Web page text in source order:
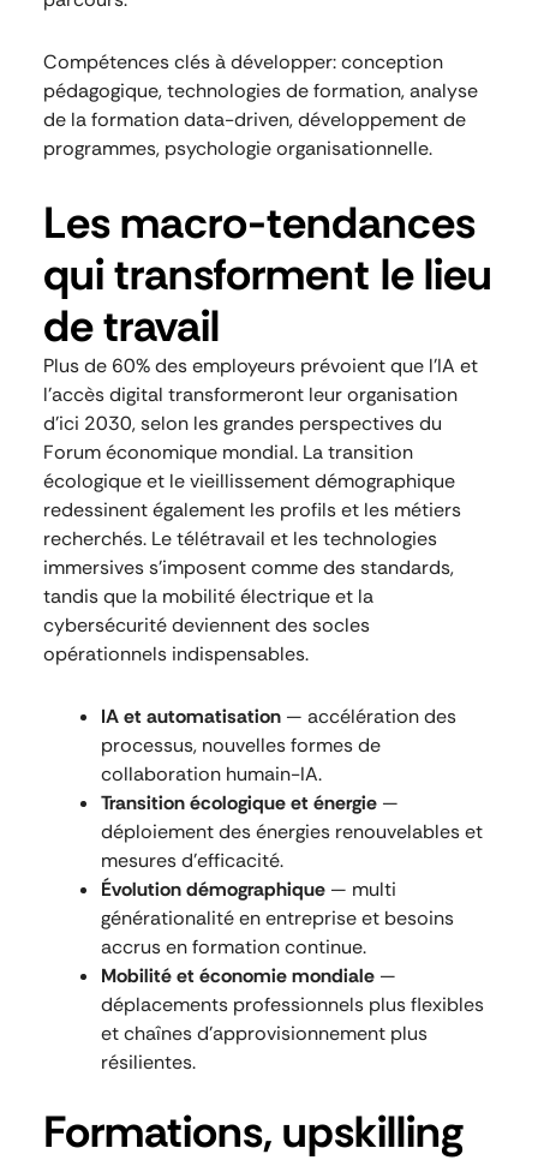
Compétences clés à développer: conception
pédagogique, technologies de formation, analyse
de la formation data-driven, développement de
programmes, psychologie organisationnelle.
Les macro-tendances
qui transforment le lieu
de travail
Plus de 60% des employeurs prévoient que l’IA et
l’accès digital transformeront leur organisation
d’ici 2030, selon les grandes perspectives du
Forum économique mondial. La transition
écologique et le vieillissement démographique
redessinent également les profils et les métiers
recherchés. Le télétravail et les technologies
immersives s’imposent comme des standards,
tandis que la mobilité électrique et la
cybersécurité deviennent des socles
opérationnels indispensables.
IA et automatisation— accélération des
processus, nouvelles formes de
collaboration humain-IA.
Transition écologique et énergie—
déploiement des énergies renouvelables et
mesures d’efficacité.
Évolution démographique— multi
générationalité en entreprise et besoins
accrus en formation continue.
Mobilité et économie mondiale—
déplacements professionnels plus flexibles
et chaînes d’approvisionnement plus
résilientes.
Formations, upskilling